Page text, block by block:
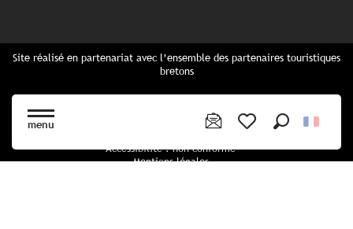
menu
Site réalisé en partenariat avec l’ensemble des partenaires touristiques
bretons
Cartes Bretagne & brochures
Accessibilité : non conforme
Mentions légales